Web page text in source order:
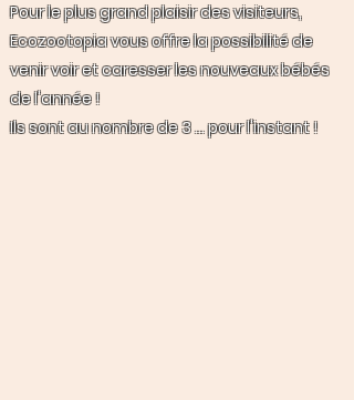
Pour le plus grand plaisir des visiteurs,
Ecozootopia vous offre la possibilité de
venir voir et caresser les nouveaux bébés
de l'année !
Ils sont au nombre de 3 ... pour l'instant !